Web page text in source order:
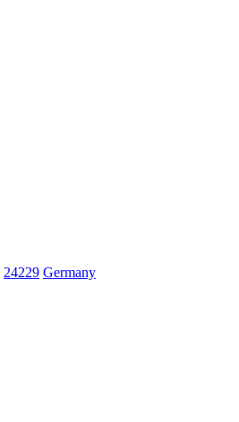
24229 Germany